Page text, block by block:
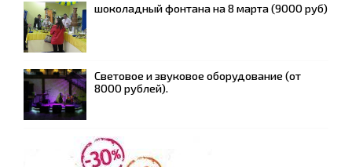
шоколадный фонтана на 8 марта (9000 руб)
Световое и звуковое оборудование (от
8000 рублей).